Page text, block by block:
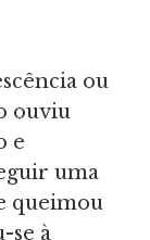
ou
ouviu
e
uma
queimou
se à